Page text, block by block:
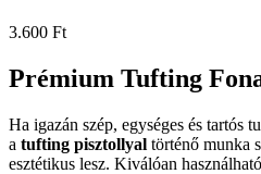
3.600 Ft
Prémium Tufting
Ha igazán szép, egységes és tartós
a tufting pisztollyal történő munka
esztétikus lesz. Kiválóan